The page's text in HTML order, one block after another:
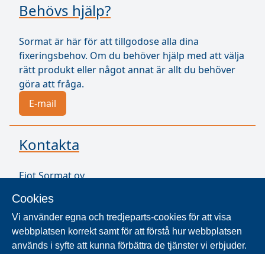
Cookies
Vi använder egna och tredjeparts-cookies för att visa
webbplatsen korrekt samt för att förstå hur webbplatsen
används i syfte att kunna förbättra de tjänster vi erbjuder.
Behövs hjälp?
Sormat är här för att tillgodose alla dina
fixeringsbehov. Om du behöver hjälp med att välja
rätt produkt eller något annat är allt du behöver
göra att fråga.
E-mail
Kontakta
Ejot Sormat oy
21250 Masku
Finland
VAT ID FI17077231